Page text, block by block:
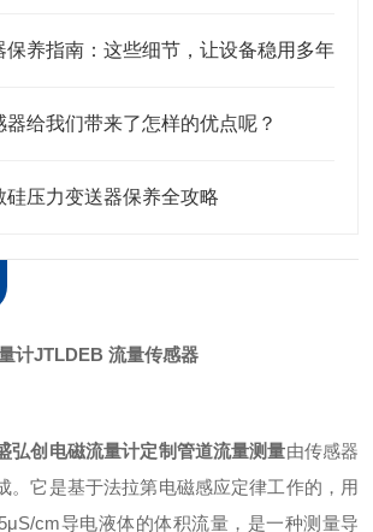
保养指南：这些细节，让设备稳用多年
给我们带来了怎样的优点呢？
硅压力变送器保养全攻略
计JTLDEB 流量传感器
弘创电磁流量计定制管道流量测量由传感器
。它是基于法拉第电磁感应定律工作的，用
cm导电液体的体积流量，是一种测量导